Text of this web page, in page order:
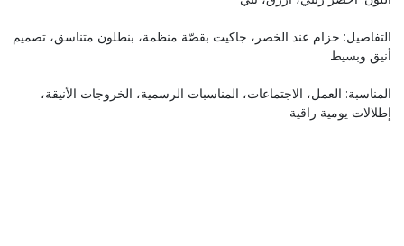
التفاصيل: حزام عند الخصر، جاكيت بقصّة منظمة، بنطلون متناسق، تصميم
أنيق وبسيط
المناسبة: العمل، الاجتماعات، المناسبات الرسمية، الخروجات الأنيقة،
إطلالات يومية راقية